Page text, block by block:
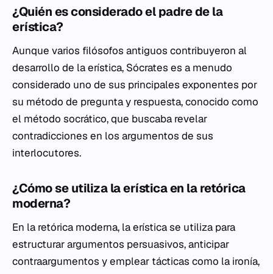
¿Quién es considerado el padre de la
erística?
Aunque varios filósofos antiguos contribuyeron al
desarrollo de la erística, Sócrates es a menudo
considerado uno de sus principales exponentes por
su método de pregunta y respuesta, conocido como
el método socrático, que buscaba revelar
contradicciones en los argumentos de sus
interlocutores.
¿Cómo se utiliza la erística en la retórica
moderna?
En la retórica moderna, la erística se utiliza para
estructurar argumentos persuasivos, anticipar
contraargumentos y emplear tácticas como la ironía,